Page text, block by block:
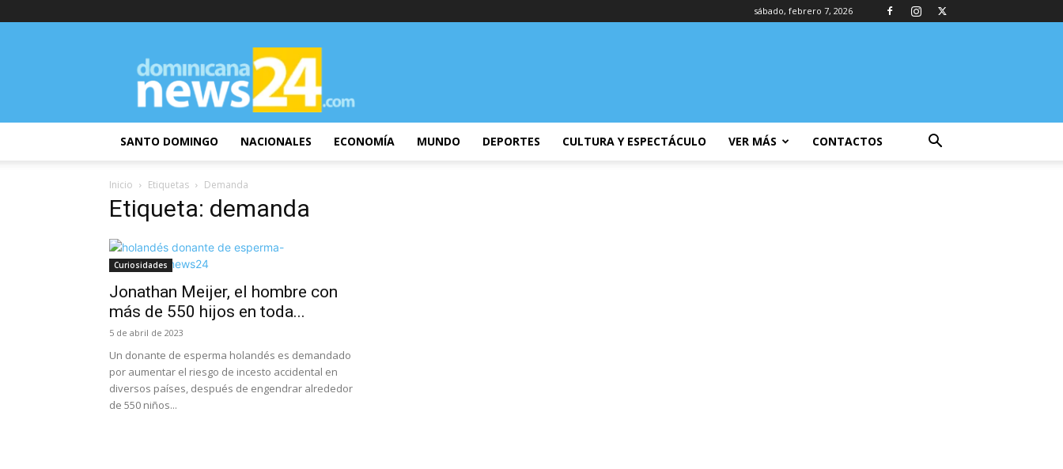
sábado, febrero 7, 2026
DominicanaNews24
SANTO DOMINGO NACIONALES ECONOMÍA MUNDO DEPORTES CULTURA Y ESPECTÁCULO VER MÁS CONTACTOS
Inicio Etiquetas Demanda
Etiqueta: demanda
Curiosidades
Jonathan Meijer, el hombre con
más de 550 hijos en toda...
5 de abril de 2023
Un donante de esperma holandés es demandado
por aumentar el riesgo de incesto accidental en
diversos países, después de engendrar alrededor
de 550 niños...